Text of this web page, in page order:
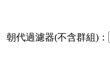
朝代過濾器(不含群組)：